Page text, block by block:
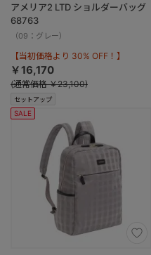
セットアップ
アメリア2 LTD ショルダーバッグ
68763
（09：グレー）
【当初価格より 30% OFF！】
￥16,170
(通常価格 ￥23,100)
SALE